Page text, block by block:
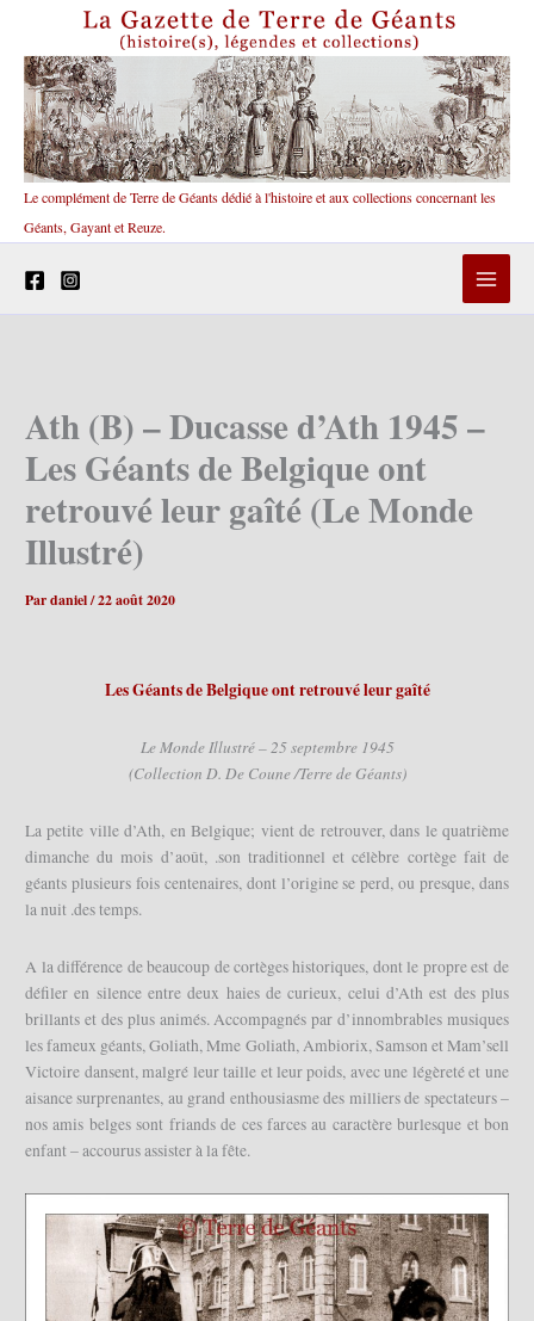
contenu
Le complément de Terre de Géants dédié à l'histoire et aux collections concernant les
Géants, Gayant et Reuze.
Ath (B) – Ducasse d’Ath 1945 –
Les Géants de Belgique ont
retrouvé leur gaîté (Le Monde
Illustré)
Pardaniel/22 août 2020
Les Géants de Belgique ont retrouvé leur gaîté
Le Monde Illustré – 25 septembre 1945
(Collection D. De Coune /Terre de Géants)
La petite ville d’Ath, en Belgique; vient de retrouver, dans le quatrième
dimanche du mois d’août, .son traditionnel et célèbre cortège fait de
géants plusieurs fois centenaires, dont l’origine se perd, ou presque, dans
la nuit .des temps.
A la différence de beaucoup de cortèges historiques, dont le propre est de
défiler en silence entre deux haies de curieux, celui d’Ath est des plus
brillants et des plus animés. Accompagnés par d’innombrables musiques
les fameux géants, Goliath, Mme Goliath, Ambiorix, Samson et Mam’sell
Victoire dansent, malgré leur taille et leur poids, avec une légèreté et une
aisance surprenantes, au grand enthousiasme des milliers de spectateurs –
nos amis belges sont friands de ces farces au caractère burlesque et bon
enfant – accourus assister à la fête.